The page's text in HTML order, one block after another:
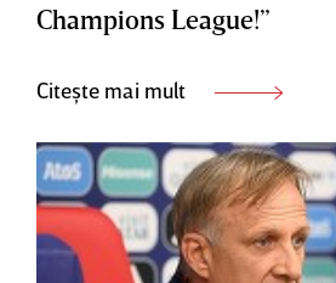
Champions League!”
Citește mai mult